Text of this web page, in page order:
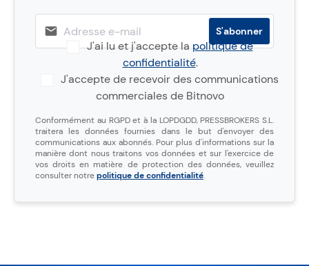
J'ai lu et j'accepte lapolitique de
confidentialité.
J'accepte de recevoir des communications
commerciales de Bitnovo
Conformément au RGPD et à la LOPDGDD, PRESSBROKERS S.L.
traitera les données fournies dans le but d'envoyer des
communications aux abonnés. Pour plus d'informations sur la
manière dont nous traitons vos données et sur l'exercice de
vos droits en matière de protection des données, veuillez
consulter notrepolitique de confidentialité.